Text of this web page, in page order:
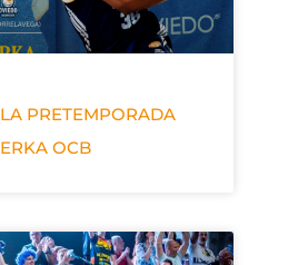
PRETEMPORADA
OCB